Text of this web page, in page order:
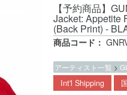
【予約商品】
Jacket: Appetite
(Back Print) -
商品コード：
アーティスト一覧 >
Int'l Shipping